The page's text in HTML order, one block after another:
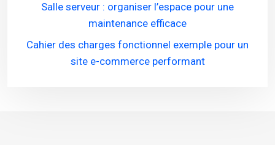
Salle serveur : organiser l’espace pour une
maintenance efficace
Cahier des charges fonctionnel exemple pour un
site e-commerce performant